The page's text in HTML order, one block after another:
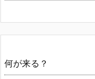
何が来る？